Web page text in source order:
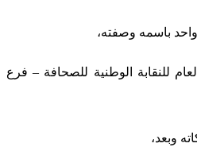
باسمه وصفته،
للنقابة الوطنية للصحافة – فرع
وبعد،